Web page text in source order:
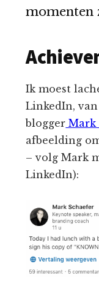
momenten
Ik moest
LinkedIn,
blogger Mark
afbeelding
– volg Mark
LinkedIn):